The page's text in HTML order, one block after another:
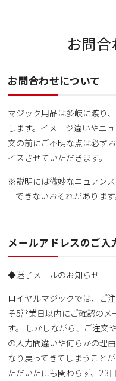
お問
お問合わせについて
マジック用品は多岐に渡り
します。イメージ違いやニ
文の前にご不明な点は必ず
イスさせていただきます。
※説明には微妙なニュアン
ーできないおそれがありま
メールアドレスのご入
◆迷子メールのお知らせ
ロイヤルマジックでは、ご
そ5営業日以内にご確認の
す。 しかしながら、ご注文
の入力間違いや何らかの理
なり戻ってきてしまうこと
ただいたにも関わらず、2.3